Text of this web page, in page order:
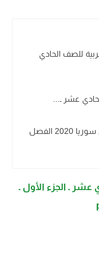
للصف الحادي
عشر ـ...
محلول علوم الصف الحادي عشر علمي سوريا 2020 الفصل
ـ الجزء الأول ـ